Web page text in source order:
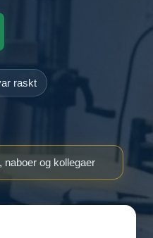
raskt
naboer og kollegaer